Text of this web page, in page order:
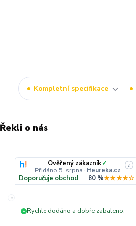
Kompletní specifikace
Řekli o nás
«
Ověřený zákazník✓
Přidáno 5. srpna · Heureka.cz
i
Doporučuje obchod 80 %★★★★☆
+ Rychle dodáno a dobře zabaleno.